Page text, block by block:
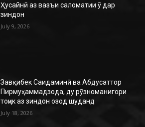
Ҳусайнӣ аз вазъи саломатии ӯ дар
зиндон
July 9, 2026
Завқибек Саидаминӣ ва Абдусаттор
Пирмуҳаммадзода, ду рӯзноманигори
тоҷик аз зиндон озод шуданд
July 18, 2026